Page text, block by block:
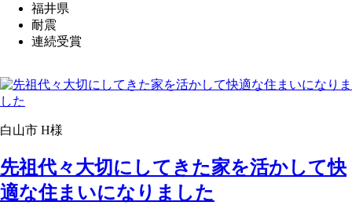
福井県
耐震
連続受賞
白山市 H様
先祖代々大切にしてきた家を活かして快
適な住まいになりました